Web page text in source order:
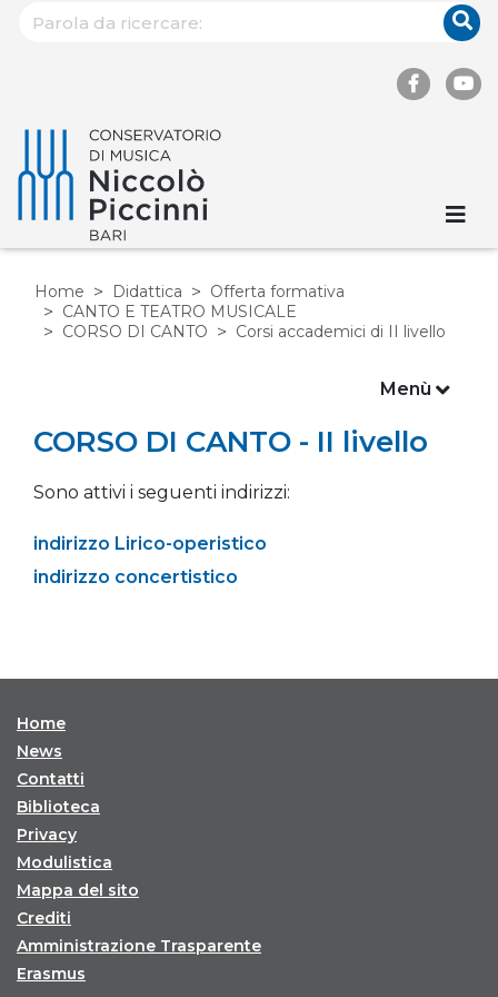
Home Didattica
Offerta formativa
CANTO E TEATRO MUSICALE
CORSO DI CANTO
Corsi accademici di II livello
CORSO DI CANTO - II livello
Sono attivi i seguenti indirizzi:
indirizzo Lirico-operistico
indirizzo concertistico
Menù
Home
News
Contatti
Biblioteca
Privacy
Modulistica
Mappa del sito
Crediti
Amministrazione Trasparente
Erasmus